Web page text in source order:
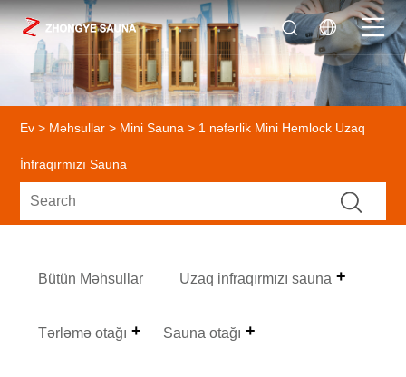
Ev > Məhsullar > Mini Sauna > 1 nəfərlik Mini Hemlock Uzaq
İnfraqırmızı Sauna
Bütün Məhsullar Uzaq infraqırmızı sauna
Tərləmə otağı Sauna otağı